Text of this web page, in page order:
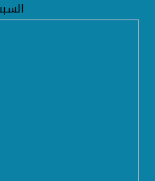
السبت 08 أغسطس 2026